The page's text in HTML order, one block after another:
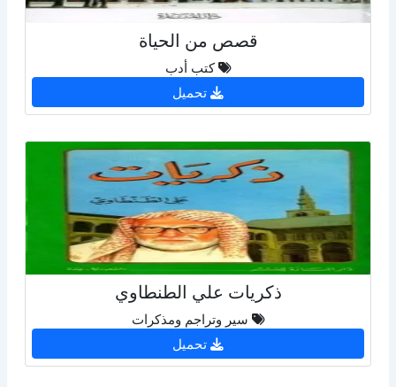
قصص من الحياة
كتب أدب
تحميل
ذكريات علي الطنطاوي
سير وتراجم ومذكرات
تحميل